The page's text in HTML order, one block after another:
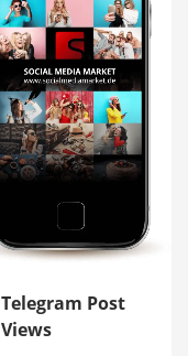
Telegram Post
Views